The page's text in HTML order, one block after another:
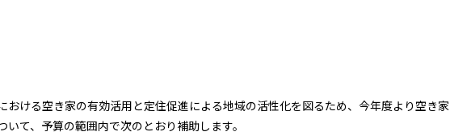
おける空き家の有効活用と定住促進による地域の活性化を図るため、今年度より空き家
て、予算の範囲内で次のとおり補助します。